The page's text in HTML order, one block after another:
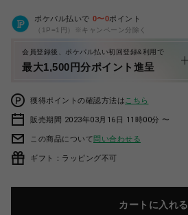
ポケパル払いで 0〜0ポイント
（1P=1円）※キャンペーン分除く
会員登録後、ポケパル払い初回登録&利用で
最大1,500円分ポイント進呈
獲得ポイントの確認方法は こちら
販売期間 2023年03月16日 11時00分 〜
この商品について問い合わせる
ギフト：ラッピング不可
カートに入れる